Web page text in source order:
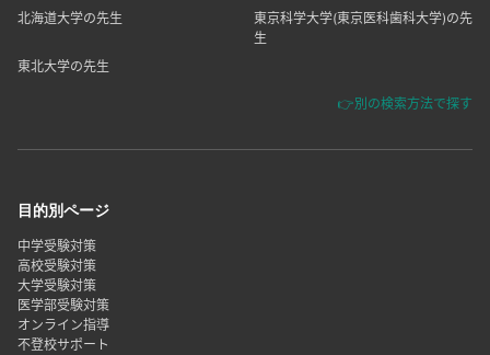
北海道大学の先生
東京科学大学(東京医科歯科大学)の先
生
東北大学の先生
👉別の検索方法で探す
目的別ページ
中学受験対策
高校受験対策
大学受験対策
医学部受験対策
オンライン指導
不登校サポート